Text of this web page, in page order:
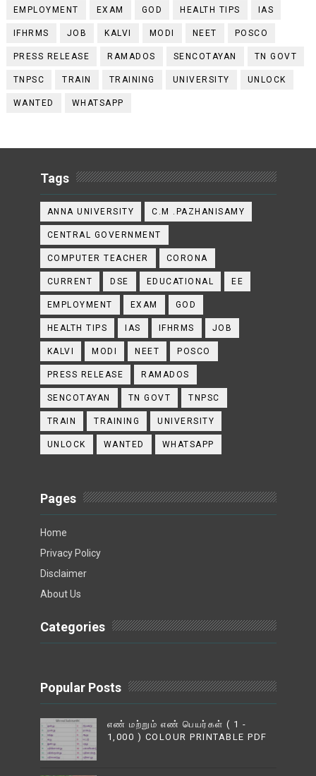
EMPLOYMENT EXAM GOD HEALTH TIPS IAS
IFHRMS JOB KALVI MODI NEET POSCO
PRESS RELEASE RAMADOS SENCOTAYAN TN GOVT
TNPSC TRAIN TRAINING UNIVERSITY UNLOCK
WANTED WHATSAPP
Tags
ANNA UNIVERSITY C.M .PAZHANISAMY
CENTRAL GOVERNMENT
COMPUTER TEACHER CORONA
CURRENT DSE EDUCATIONAL EE
EMPLOYMENT EXAM GOD
HEALTH TIPS IAS IFHRMS JOB
KALVI MODI NEET POSCO
PRESS RELEASE RAMADOS
SENCOTAYAN TN GOVT TNPSC
TRAIN TRAINING UNIVERSITY
UNLOCK WANTED WHATSAPP
Pages
Home
Privacy Policy
Disclaimer
About Us
Categories
Popular Posts
எண் மற்றும் எண் பெயர்கள் ( 1 -
1,000 ) COLOUR PRINTABLE PDF